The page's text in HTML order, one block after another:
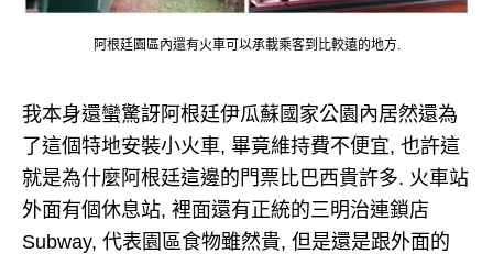
阿根廷園區內還有火車可以承載乘客到比較遠的地方.
我本身還蠻驚訝阿根廷伊瓜蘇國家公園內居然還為
了這個特地安裝小火車, 畢竟維持費不便宜, 也許這
就是為什麼阿根廷這邊的門票比巴西貴許多. 火車站
外面有個休息站, 裡面還有正統的三明治連鎖店
Subway, 代表園區食物雖然貴, 但是還是跟外面的